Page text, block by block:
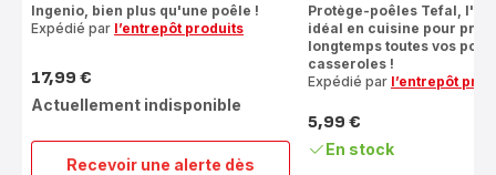
Recevoir une alerte dès
Ingenio, bien plus qu'une poêle !
Expédié par l’entrepôt produits
Prix
17,99 €
Actuellement indisponible
Protège-poêles Tefal,
idéal en cuisine pour
longtemps toutes vos
casseroles !
Expédié par l’entrepôt
Prix
5,99 €
En stock